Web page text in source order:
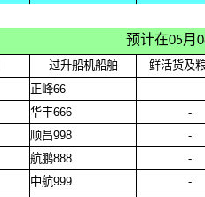
预计在05月
过升船机船舶 鲜活货及
正峰66
华丰666
-
顺昌998
-
航鹏888
-
中航999
-